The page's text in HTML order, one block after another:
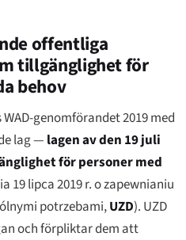
offentliga
tillgänglighet för
behov
genomförandet 2019 med
lag — lagen av den 19 juli
för personer med
19 lipca 2019 r. o zapewnianiu
potrzebami,UZD). UZD
och förpliktar dem att